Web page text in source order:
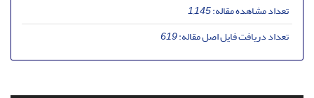
تعداد مشاهده مقاله:1,145
تعداد دریافت فایل اصل مقاله:619